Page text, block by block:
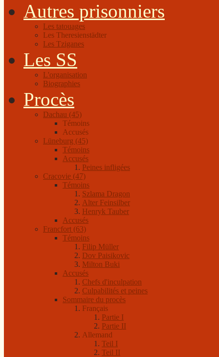
Autres prisonniers
Les tatouages
Les Theresienstädter
Les Tziganes
Les SS
L'organisation
Biographies
Procès
Dachau (45)
Témoins
Accusés
Lüneburg (45)
Témoins
Accusés
Peines infligées
Cracovie (47)
Témoins
Szlama Dragon
Alter Feinsilber
Henryk Tauber
Accusés
Francfort (63)
Témoins
Filip Müller
Dov Paisikovic
Milton Buki
Accusés
Chefs d'inculpation
Culpabilités et peines
Sommaire du procès
Français
Partie I
Partie II
Allemand
Teil I
Teil II